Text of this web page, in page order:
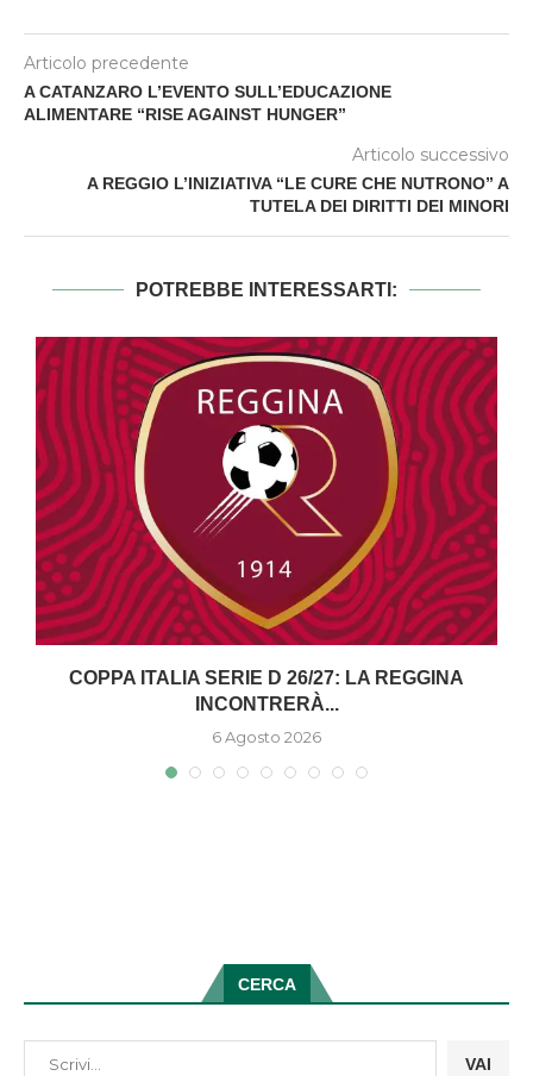
Articolo precedente
A CATANZARO L’EVENTO SULL’EDUCAZIONE
ALIMENTARE “RISE AGAINST HUNGER”
Articolo successivo
A REGGIO L’INIZIATIVA “LE CURE CHE NUTRONO” A
TUTELA DEI DIRITTI DEI MINORI
POTREBBE INTERESSARTI:
COPPA ITALIA SERIE D 26/27: LA REGGINA
INCONTRERÀ...
6 Agosto 2026
CERCA
VAI